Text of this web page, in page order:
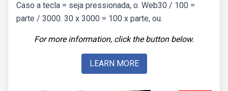
Caso a tecla = seja pressionada, o. Web30 / 100 =
parte / 3000. 30 x 3000 = 100 x parte, ou.
For more information, click the button below.
LEARN MORE